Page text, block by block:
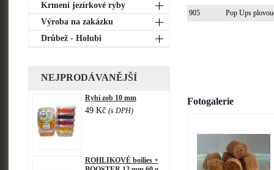
Krmení jezírkové ryby
Výroba na zakázku
Drůbež - Holubi
NEJPRODÁVANĚJŠÍ
Rybí zob 10 mm
49 Kč (s DPH)
ROHLIKOVÉ boilies +
905 Pop Ups
Fotogalerie